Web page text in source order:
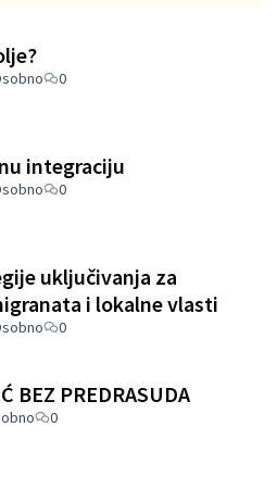
0
integraciju
0
uključivanja za
i lokalne vlasti
0
BEZ PREDRASUDA
0